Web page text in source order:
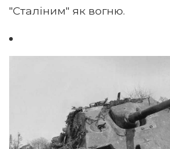
"Сталіним" як вогню.